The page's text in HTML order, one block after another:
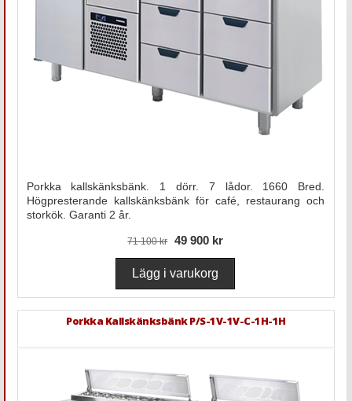
Porkka kallskänksbänk. 1 dörr. 7 lådor. 1660 Bred.
Högpresterande kallskänksbänk för café, restaurang och
storkök. Garanti 2 år.
71 100 kr 49 900 kr
Porkka Kallskänksbänk P/S-1V-1V-C-1H-1H